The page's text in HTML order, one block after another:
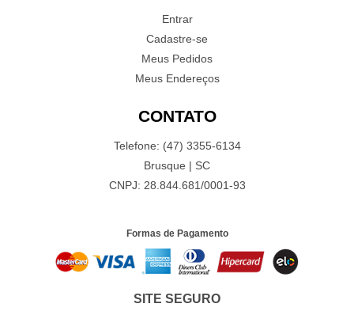
Entrar
Cadastre-se
Meus Pedidos
Meus Endereços
CONTATO
Telefone: (47) 3355-6134
Brusque | SC
CNPJ: 28.844.681/0001-93
Formas de Pagamento
SITE SEGURO